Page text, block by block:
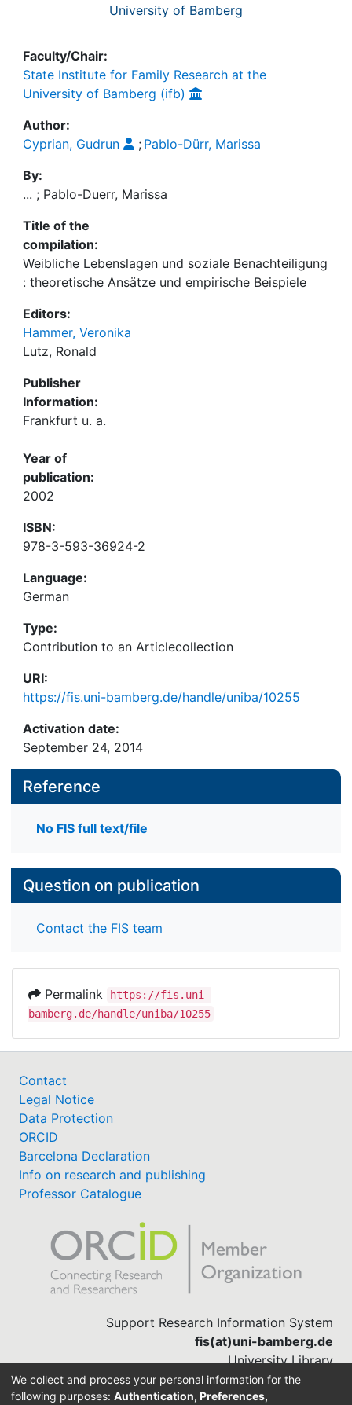
University of Bamberg
Faculty/Chair:
State Institute for Family Research at the
University of Bamberg (ifb)
Author:
Cyprian, Gudrun
; Pablo-Dürr, Marissa
By:
... ; Pablo-Duerr, Marissa
Title of the
compilation:
Weibliche Lebenslagen und soziale Benachteiligung
: theoretische Ansätze und empirische Beispiele
Editors:
Hammer, Veronika
Lutz, Ronald
Publisher
Information:
Frankfurt u. a.
Year of
publication:
2002
ISBN:
978-3-593-36924-2
Language:
German
Type:
Contribution to an Articlecollection
URI:
https://fis.uni-bamberg.de/handle/uniba/10255
Activation date:
September 24, 2014
Reference
No FIS full text/file
Question on publication
Contact the FIS team
Permalink
https://fis.uni-
bamberg.de/handle/uniba/10255
Contact
Legal Notice
Data Protection
ORCID
Barcelona Declaration
Info on research and publishing
Professor Catalogue
Support Research Information System
fis(at)uni-bamberg.de
University Library
(0951) 863-1568
We collect and process your personal information for the
following purposes: Authentication, Preferences,